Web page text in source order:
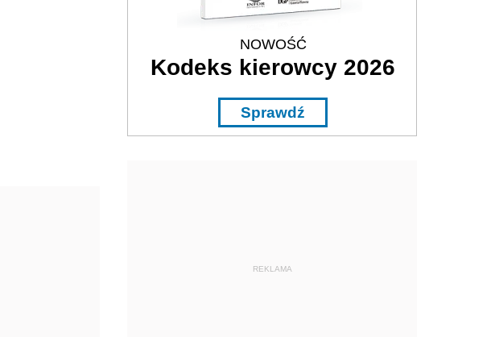
NOWOŚĆ
Kodeks kierowcy 2026
Sprawdź
REKLAMA